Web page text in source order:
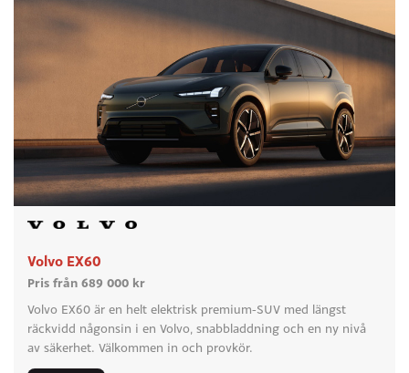
Volvo EX60
Pris från 689 000 kr
Volvo EX60 är en helt elektrisk premium-SUV med längst
räckvidd någonsin i en Volvo, snabbladdning och en ny nivå
av säkerhet. Välkommen in och provkör.